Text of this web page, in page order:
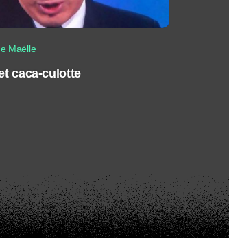
Maëlle
caca-culotte